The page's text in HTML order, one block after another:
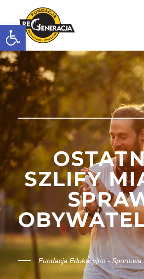
Otwórz pasek narzędzi
SZLIFY
Fundacja Edukacyjno - Sportowa